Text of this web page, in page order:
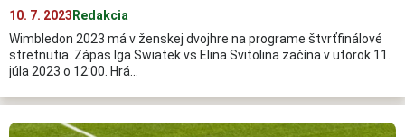
10. 7. 2023 Redakcia
Wimbledon 2023 má v ženskej dvojhre na programe štvrťfinálové
stretnutia. Zápas Iga Swiatek vs Elina Svitolina začína v utorok 11.
júla 2023 o 12:00. Hrá…